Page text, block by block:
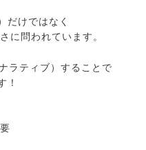
だけではなく
に問われています。
ラティブ）することで
！